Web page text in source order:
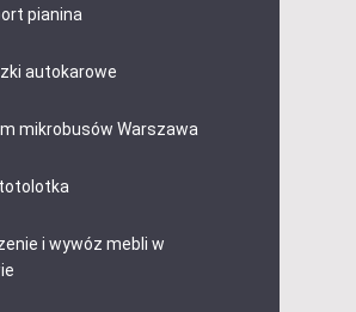
pianina
autokarowe
mikrobusów Warszawa
i wywóz mebli w